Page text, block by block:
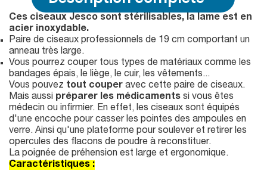
Ces ciseaux Jesco sont stérilisables, la lame est en
acier inoxydable.
Paire de ciseaux professionnels de 19 cm comportant un
anneau très large.
Vous pourrez couper tous types de matériaux comme les
bandages épais, le liège, le cuir, les vêtements...
Vous pouvez tout couper avec cette paire de ciseaux.
Mais aussi préparer les médicaments si vous êtes
médecin ou infirmier. En effet, les ciseaux sont équipés
d'une encoche pour casser les pointes des ampoules en
verre. Ainsi qu'une plateforme pour soulever et retirer les
opercules des flacons de poudre à reconstituer.
La poignée de préhension est large et ergonomique.
Caractéristiques :